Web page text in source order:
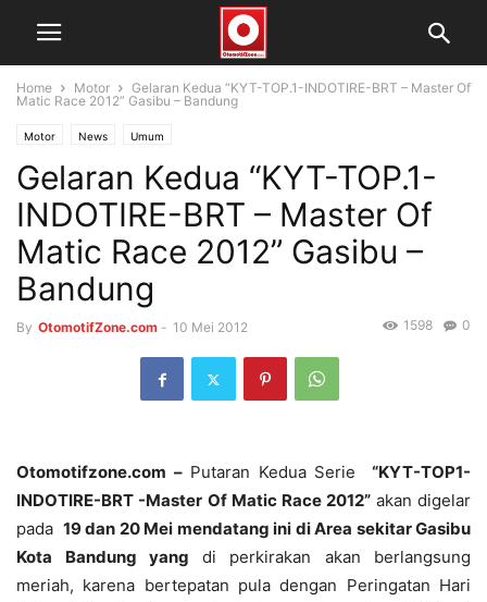
Home Motor
Gelaran Kedua “KYT-TOP.1-INDOTIRE-BRT – Master Of
Matic Race 2012” Gasibu – Bandung
Motor News Umum
Gelaran Kedua “KYT-TOP.1-
INDOTIRE-BRT – Master Of
Matic Race 2012” Gasibu –
Bandung
By OtomotifZone.com - 10 Mei 2012 0
1598
Otomotifzone.com –Putaran Kedua Serie “KYT-TOP1-
INDOTIRE-BRT -Master Of Matic Race 2012” akan digelar
pada 19 dan 20 Mei mendatang ini di Area sekitar Gasibu
Kota Bandung yang di perkirakan akan berlangsung
meriah, karena bertepatan pula dengan Peringatan Hari